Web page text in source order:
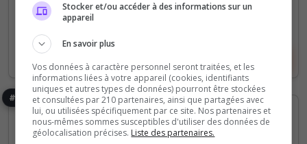
32 Slots
#26
Stocker et/ou accéder à des informations sur un
appareil
En savoir plus
Vos données à caractère personnel seront traitées, et les
informations liées à votre appareil (cookies, identifiants
uniques et autres types de données) pourront être stockées
et consultées par 210 partenaires, ainsi que partagées avec
lui, ou utilisées spécifiquement par ce site. Nos partenaires et
nous-mêmes sommes susceptibles d'utiliser des données de
géolocalisation précises. Liste des partenaires.